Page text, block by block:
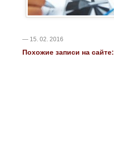
— 15. 02. 2016
Похожие записи на сайте: